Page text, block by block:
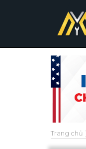
Trang chủ